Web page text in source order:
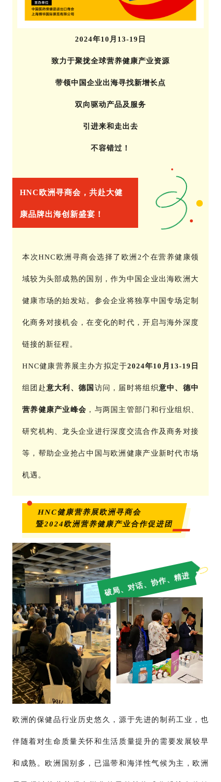
2024年10月13-19日
致力于聚拢全球营养健康产业资源
带领中国企业出海寻找新增长点
双向驱动产品及服务
引进来和走出去
不容错过！
HNC欧洲寻商会，共赴大健
康品牌出海创新盛宴！
本次HNC欧洲寻商会选择了欧洲2个在营养健康领
域较为头部成熟的国别，作为中国企业出海欧洲大
健康市场的始发站。参会企业将独享中国专场定制
化商务对接机会，在变化的时代，开启与海外深度
链接的新征程。
HNC健康营养展主办方拟定于2024年10月13-19日
组团赴意大利、德国 访问，届时将组织意中、德中
营养健康产业峰会 ，与两国主管部门和行业组织、
研究机构、龙头企业进行深度交流合作及商务对接
等，帮助企业抢占中国与欧洲健康产业新时代市场
机遇。
HNC健康营养展欧洲寻商会
暨2024欧洲营养健康产业合作促进团
破局、对话、协作、精进
欧洲的保健品行业历史悠久，源于先进的制药工业，也
伴随着对生命质量关怀和生活质量提升的需要发展较早
和成熟。欧洲国别多，已温带和海洋性气候为主，欧洲